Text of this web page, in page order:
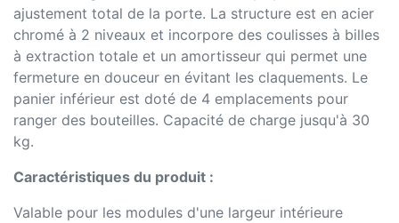
ajustement total de la porte. La structure est en acier
chromé à 2 niveaux et incorpore des coulisses à billes
à extraction totale et un amortisseur qui permet une
fermeture en douceur en évitant les claquements. Le
panier inférieur est doté de 4 emplacements pour
ranger des bouteilles. Capacité de charge jusqu'à 30
kg.
Caractéristiques du produit :
Valable pour les modules d'une largeur intérieure